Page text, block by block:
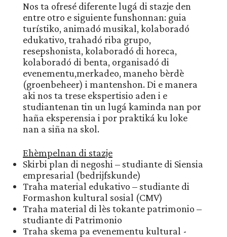
Nos ta ofresé diferente lugá di stazje den
entre otro e siguiente funshonnan: guia
turístiko, animadó musikal, kolaboradó
edukativo, trahadó riba grupo,
resepshonista, kolaboradó di horeca,
kolaboradó di benta, organisadó di
evenementu,merkadeo, maneho bèrdè
(groenbeheer) i mantenshon. Di e manera
aki nos ta trese ekspertisio aden i e
studiantenan tin un lugá kaminda nan por
haña eksperensia i por praktiká ku loke
nan a siña na skol.
Ehèmpelnan di stazje
Skirbi plan di negoshi – studiante di Siensia
empresarial (bedrijfskunde)
Traha material edukativo – studiante di
Formashon kultural sosial (CMV)
Traha material di lès tokante patrimonio –
studiante di Patrimonio
Traha skema pa evenementu kultural -